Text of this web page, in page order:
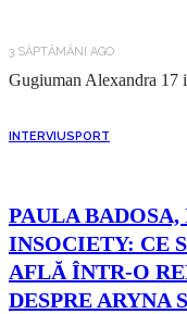
3 SĂPTĂMÂNI AGO
Gugiuman Alexandra 17
INTERVIUSPORT
PAULA
INSOCIETY: CE
AFLĂ ÎNTR-O
DESPRE ARYNA